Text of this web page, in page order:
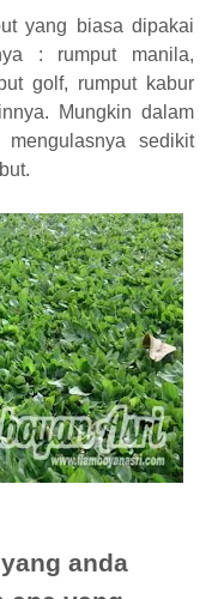
yang biasa dipakai
: rumput manila,
golf, rumput kabur
Mungkin dalam
sedikit
anda